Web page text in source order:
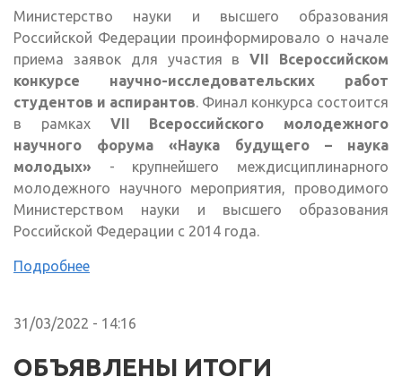
Министерство науки и высшего образования
Российской Федерации проинформировало о начале
приема заявок для участия вVII Всероссийском
конкурсе научно-исследовательских работ
студентов и аспирантов. Финал конкурса состоится
в рамках VII Всероссийского молодежного
научного форума «Наука будущего – наука
молодых» - крупнейшего междисциплинарного
молодежного научного мероприятия, проводимого
Министерством науки и высшего образования
Российской Федерации с 2014 года.
Подробнее
31/03/2022 - 14:16
ОБЪЯВЛЕНЫ ИТОГИ